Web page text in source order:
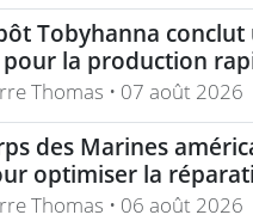
Tobyhanna conclut
la production
de sUAS
Thomas • 07 août 2026
des Marines
optimiser la
Thomas • 06 août 2026